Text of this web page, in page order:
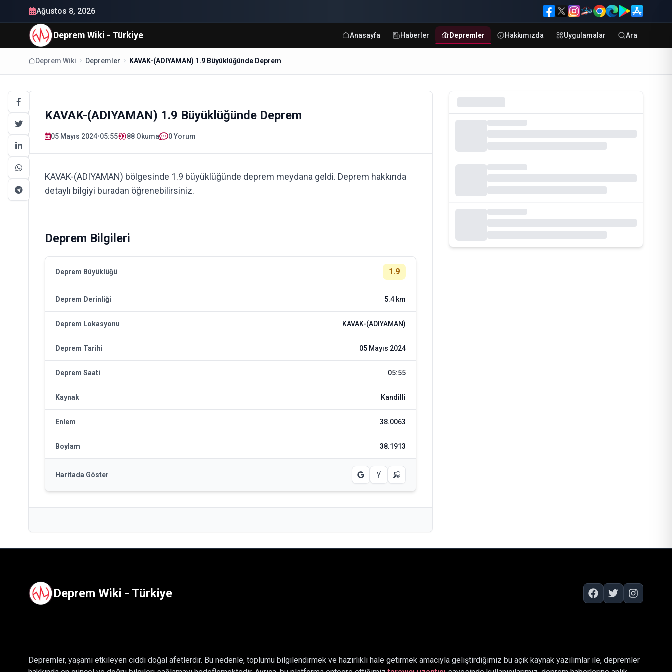
Ağustos 8, 2026
Deprem Wiki - Türkiye Anasayfa Haberler Depremler Hakkımızda Uygulamalar Ara
Deprem Wiki Depremler KAVAK-(ADIYAMAN) 1.9 Büyüklüğünde Deprem
KAVAK-(ADIYAMAN) 1.9 Büyüklüğünde Deprem
05 Mayıs 2024•05:55 88 Okuma 0 Yorum
KAVAK-(ADIYAMAN) bölgesinde 1.9 büyüklüğünde deprem meydana geldi. Deprem hakkında
detaylı bilgiyi buradan öğrenebilirsiniz.
Deprem Bilgileri
Deprem Büyüklüğü 1.9
Deprem Derinliği 5.4 km
Deprem Lokasyonu KAVAK-(ADIYAMAN)
Deprem Tarihi 05 Mayıs 2024
Deprem Saati 05:55
Kaynak Kandilli
Enlem 38.0063
Boylam 38.1913
Haritada Göster
Deprem Wiki - Türkiye
Depremler, yaşamı etkileyen ciddi doğal afetlerdir. Bu nedenle, toplumu bilgilendirmek ve hazırlıklı hale getirmek amacıyla geliştirdiğimiz bu açık kaynak yazılımlar ile, depremler